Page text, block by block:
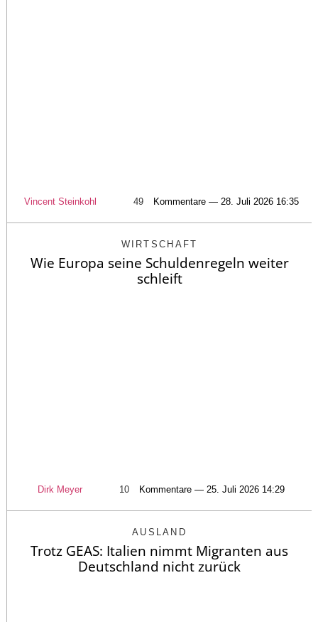
Vincent Steinkohl 49 Kommentare — 28. Juli 2026 16:35
WIRTSCHAFT
Wie Europa seine Schuldenregeln weiter
schleift
Dirk Meyer 10 Kommentare — 25. Juli 2026 14:29
AUSLAND
Trotz GEAS: Italien nimmt Migranten aus
Deutschland nicht zurück